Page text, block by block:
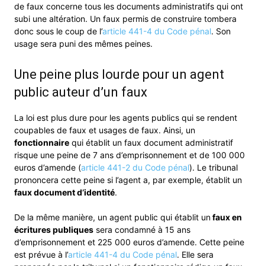
de faux concerne tous les documents administratifs qui ont
subi une altération. Un faux permis de construire tombera
donc sous le coup de l’article 441-4 du Code pénal. Son
usage sera puni des mêmes peines.
Une peine plus lourde pour un agent
public auteur d’un faux
La loi est plus dure pour les agents publics qui se rendent
coupables de faux et usages de faux. Ainsi, un
fonctionnaire qui établit un faux document administratif
risque une peine de 7 ans d’emprisonnement et de 100 000
euros d’amende (article 441-2 du Code pénal). Le tribunal
prononcera cette peine si l’agent a, par exemple, établit un
faux document d’identité.
De la même manière, un agent public qui établit unfaux en
écritures publiques sera condamné à 15 ans
d’emprisonnement et 225 000 euros d’amende. Cette peine
est prévue à l’article 441-4 du Code pénal. Elle sera